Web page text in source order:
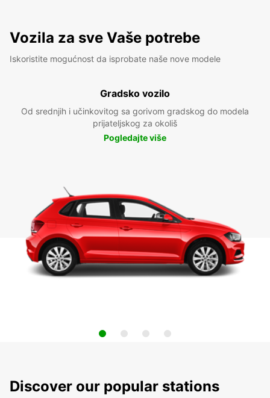
Vozila za sve Vaše potrebe
Iskoristite mogućnost da isprobate naše nove modele
Gradsko vozilo
Od srednjih i učinkovitog sa gorivom gradskog do modela
prijateljskog za okoliš
Pogledajte više
Discover our popular stations